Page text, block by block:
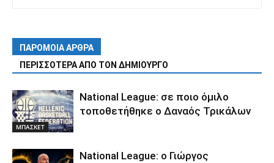
ΠΑΡΟΜΟΙΑ ΑΡΘΡΑ
ΠΕΡΙΣΣΟΤΕΡΑ ΑΠΟ ΤΟΝ ΔΗΜΙΟΥΡΓΟ
ΜΠΑΣΚΕΤ
National League: σε ποιο όμιλο
τοποθετήθηκε ο Δαναός Τρικάλων
National League: ο Γιώργος